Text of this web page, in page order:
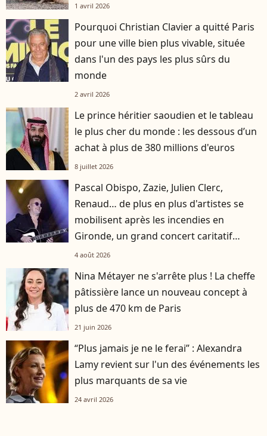
1 avril 2026
Pourquoi Christian Clavier a quitté Paris
pour une ville bien plus vivable, située
dans l'un des pays les plus sûrs du
monde
2 avril 2026
Le prince héritier saoudien et le tableau
le plus cher du monde : les dessous d’un
achat à plus de 380 millions d'euros
8 juillet 2026
Pascal Obispo, Zazie, Julien Clerc,
Renaud… de plus en plus d'artistes se
mobilisent après les incendies en
Gironde, un grand concert caritatif
annoncé
4 août 2026
Nina Métayer ne s'arrête plus ! La cheffe
pâtissière lance un nouveau concept à
plus de 470 km de Paris
21 juin 2026
“Plus jamais je ne le ferai” : Alexandra
Lamy revient sur l'un des événements les
plus marquants de sa vie
24 avril 2026